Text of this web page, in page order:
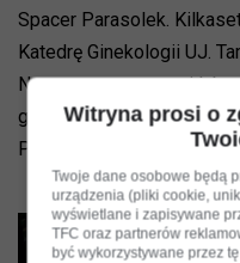
Spacer Parasolek.
Katedrę Ginekologii UJ.
Na marsz z czarnymi lub
głównie krakowskie
Parasolek był wyjątkowy,
Witryna prosi o
Twoje dane osobowe będą
urządzenia (pliki cookie,
wyświetlane i zapisywane
TFC oraz partnerów
być wykorzystywane przez